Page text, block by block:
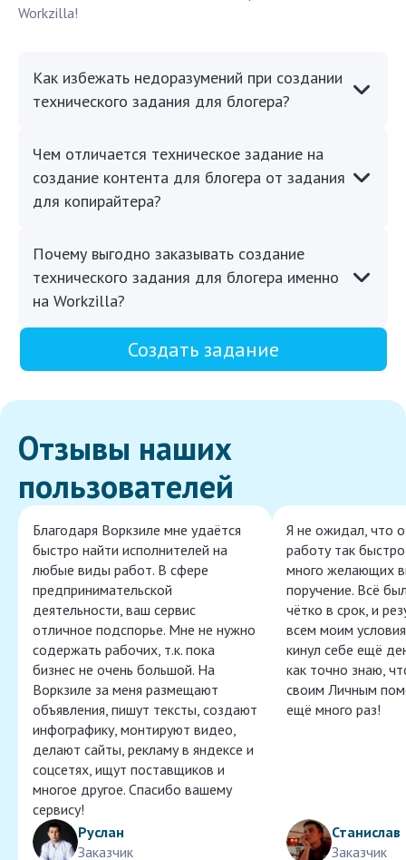
Workzilla!
Как избежать недоразумений при создании
технического задания для блогера?
Чем отличается техническое задание на
создание контента для блогера от задания
для копирайтера?
Почему выгодно заказывать создание
технического задания для блогера именно
на Workzilla?
Создать задание
Отзывы наших
пользователей
Благодаря Воркзиле мне удаётся
быстро найти исполнителей на
любые виды работ. В сфере
предпринимательской
деятельности, ваш сервис
отличное подспорье. Мне не нужно
содержать рабочих, т.к. пока
бизнес не очень большой. На
Воркзиле за меня размещают
объявления, пишут тексты, создают
инфографику, монтируют видео,
делают сайты, рекламу в яндексе и
соцсетях, ищут поставщиков и
многое другое. Спасибо вашему
сервису!
Руслан
Заказчик
Я не ожидал, что
работу так
много желающих
поручение. Всё
чётко в срок, и
всем моим
кинул себе ещё
как точно знаю,
своим Личным
ещё много раз!
Станислав
Заказчик